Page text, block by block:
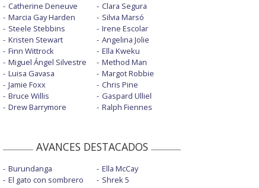
Catherine Deneuve
Marcia Gay Harden
Steele Stebbins
Kristen Stewart
Finn Wittrock
Miguel Ángel Silvestre
Luisa Gavasa
Jamie Foxx
Bruce Willis
Drew Barrymore
Clara Segura
Silvia Marsó
Irene Escolar
Angelina Jolie
Ella Kweku
Method Man
Margot Robbie
Chris Pine
Gaspard Ulliel
Ralph Fiennes
AVANCES DESTACADOS
Burundanga
El gato con sombrero
Ella McCay
Shrek 5